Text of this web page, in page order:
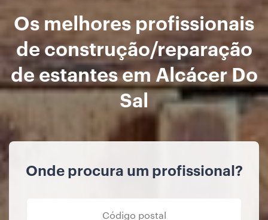
Os melhores profissionais
de construção/reparação
de estantes em Alcácer Do
Sal
Onde procura um profissional?